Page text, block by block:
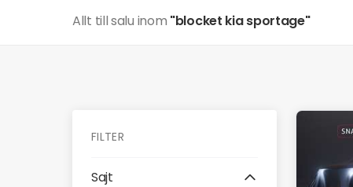
Allt till salu inom "blocket kia sportage"
FILTER
Sajt